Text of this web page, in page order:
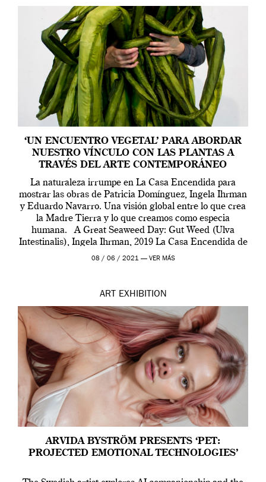
‘UN ENCUENTRO VEGETAL’ PARA ABORDAR
NUESTRO VÍNCULO CON LAS PLANTAS A
TRAVÉS DEL ARTE CONTEMPORÁNEO
La naturaleza irrumpe en La Casa Encendida para
mostrar las obras de Patricia Domínguez, Ingela Ihrman
y Eduardo Navarro. Una visión global entre lo que crea
la Madre Tierra y lo que creamos como especia
humana. A Great Seaweed Day: Gut Weed (Ulva
Intestinalis), Ingela Ihrman, 2019 La Casa Encendida de
Madrid y la Wellcome […]
08 / 06 / 2021 — VER MÁS
ART EXHIBITION
ARVIDA BYSTRÖM PRESENTS ‘PET:
PROJECTED EMOTIONAL TECHNOLOGIES’